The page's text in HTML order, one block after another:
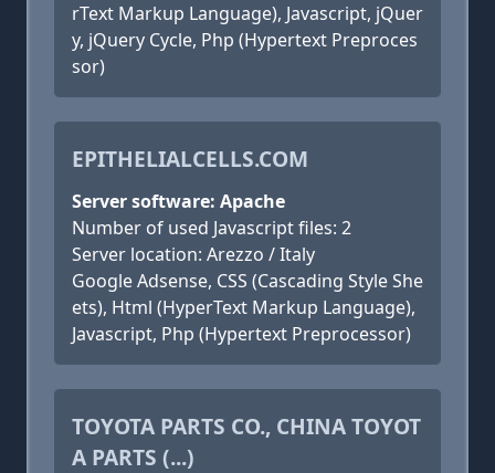
rText Markup Language), Javascript, jQuer
y, jQuery Cycle, Php (Hypertext Preproces
sor)
EPITHELIALCELLS.COM
Server software: Apache
Number of used Javascript files: 2
Server location: Arezzo / Italy
Google Adsense, CSS (Cascading Style She
ets), Html (HyperText Markup Language),
Javascript, Php (Hypertext Preprocessor)
TOYOTA PARTS CO., CHINA TOYOT
A PARTS (...)